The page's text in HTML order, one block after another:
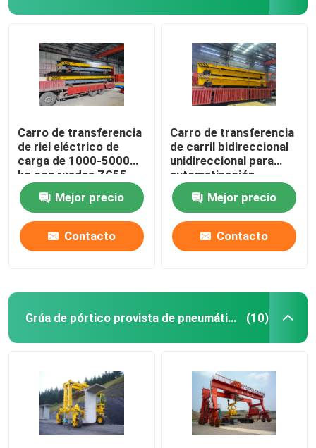
Carro de transferencia
de riel eléctrico de
carga de 1000-5000
kg con ruedas ZG55
Mejor precio
Contacto
Carro de transferencia
de carril bidireccional
unidireccional para
automatización
industrial
Mejor precio
Contacto
Grúa de pórtico provista de pneumáticos (10)